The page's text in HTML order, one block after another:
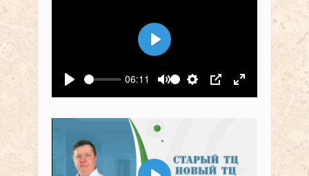
Воспроизвести
06:11
Выключить звук
Настройки
PIP На весь
Воспроизвести